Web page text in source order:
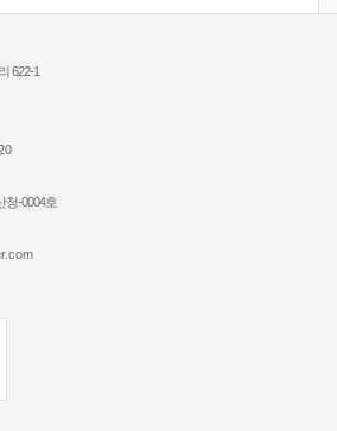
622-1
청-0004호